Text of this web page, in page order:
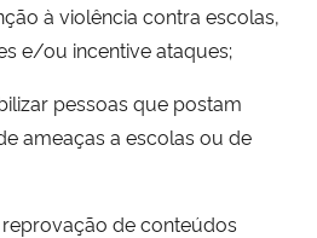
à violência contra escolas,
e/ou incentive ataques;
pessoas que postam
ameaças a escolas ou de
reprovação de conteúdos